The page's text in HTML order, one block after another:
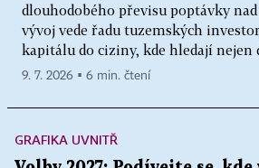
dlouhodobého převisu poptávky
vývoj vede řadu tuzemských
kapitálu do ciziny, kde hledají nejen
9. 7. 2026 ▪ 6 min. čtení
GRAFIKA UVNITŘ